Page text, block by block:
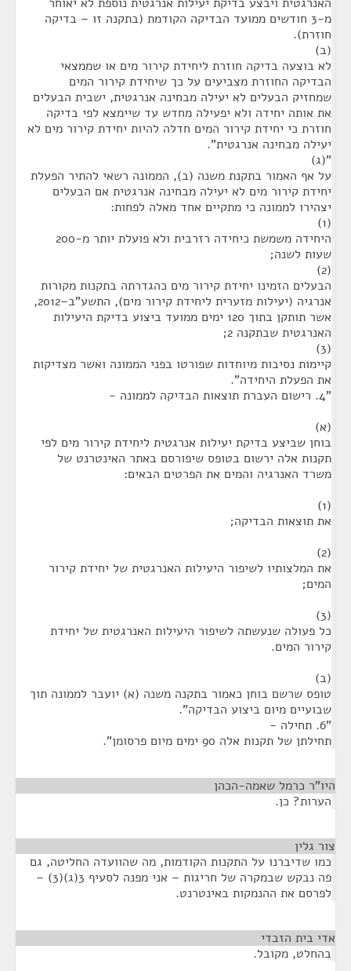
מ-3 חודשים ממועד הבדיקה הקודמת (בתקנה זו – בדיקה
חוזרת).
(ב)
לא בוצעה בדיקה חוזרת ליחידת קירור מים או שממצאי
הבדיקה החוזרת מצביעים על כך שיחידת קירור המים
שמחזיק הבעלים לא יעילה מבחינה אנרגטית, ישבית הבעלים
את אותה יחידה ולא יפעילה מחדש עד שיימצא לפי בדיקה
חוזרת כי יחידת קירור המים חדלה להיות יחידת קירור מים לא
יעילה מבחינה אנרגטית".
"(ג)
על אף האמור בתקנת משנה (ב), הממונה רשאי להתיר הפעלת
יחידת קירור מים לא יעילה מבחינה אנרגטית אם הבעלים
יצהירו לממונה כי מתקיים אחד מאלה לפחות:
(1)
היחידה משמשת כיחידה רזרבית ולא פועלת יותר מ-200
שעות לשנה;
(2)
הבעלים הזמינו יחידת קירור מים כהגדרתה בתקנות מקורות
אנרגיה (יעילות מזערית ליחידת קירור מים), התשע"ב–2012,
אשר תותקן בתוך 120 ימים ממועד ביצוע בדיקת היעילות
האנרגטית שבתקנה 2;
(3)
קיימות נסיבות מיוחדות שפורטו בפני הממונה ואשר מצדיקות
את הפעלת היחידה".
"4. רישום העברת תוצאות הבדיקה לממונה -
(א)
בוחן שביצע בדיקת יעילות אנרגטית ליחידת קירור מים לפי
תקנות אלה ירשום בטופס שיפורסם באתר האינטרנט של
משרד האנרגיה והמים את הפרטים הבאים:
(1)
את תוצאות הבדיקה;
(2)
את המלצותיו לשיפור היעילות האנרגטית של יחידת קירור
המים;
(3)
כל פעולה שנעשתה לשיפור היעילות האנרגטית של יחידת
קירור המים.
(ב)
טופס שרשם בוחן כאמור בתקנה משנה (א) יועבר לממונה תוך
שבועיים מיום ביצוע הבדיקה".
"6. תחילה -
תחילתן של תקנות אלה 90 ימים מיום פרסומן".
היו"ר כרמל שאמה-הכהן
הערות? כן.
צור גלין
כמו שדיברנו על התקנות הקודמות, מה שהוועדה החליטה, גם
פה נבקש שבמקרה של חריגות – אני מפנה לסעיף 3(ג)(3) –
לפרסם את ההנמקות באינטרנט.
אדי בית הזבדי
בהחלט, מקובל.